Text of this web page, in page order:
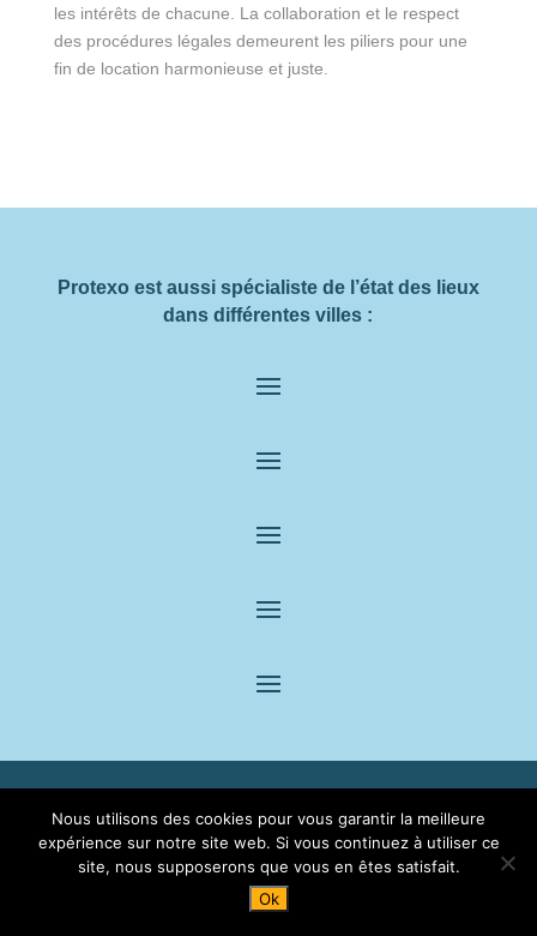
les intérêts de chacune. La collaboration et le respect
des procédures légales demeurent les piliers pour une
fin de location harmonieuse et juste.
Protexo est aussi spécialiste de l’état des lieux
dans différentes villes :
Référencement du site :1er contact
Nous utilisons des cookies pour vous garantir la meilleure
expérience sur notre site web. Si vous continuez à utiliser ce
site, nous supposerons que vous en êtes satisfait.
Ok